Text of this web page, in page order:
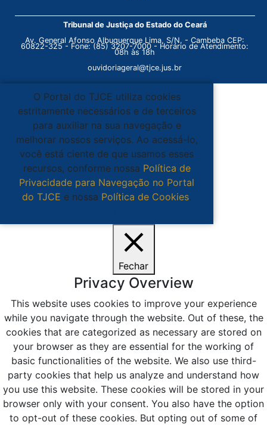
Tribunal de Justiça do Estado do Ceará
Av. General Afonso Albuquerque Lima, S/N. - Cambeba CEP:
60822-325 - Fone: (85) 3207-7000 - Horário de Atendimento:
08h às 18h
ouvidoriageral@tjce.jus.br
O Portal do TJCE utiliza cookies
estritamente necessários e de terceiros
para auxiliar na sua navegação e
melhorar nossos serviços. Ao acessá-lo,
você está ciente de que usamos esses
recursos, conforme nossa Política de
Privacidade para Navegação no Portal
do TJCE e nossa Política de Cookies.
Fechar
Privacy Overview
This website uses cookies to improve your experience
while you navigate through the website. Out of these, the
cookies that are categorized as necessary are stored on
your browser as they are essential for the working of
basic functionalities of the website. We also use third-
party cookies that help us analyze and understand how
you use this website. These cookies will be stored in your
browser only with your consent. You also have the option
to opt-out of these cookies. But opting out of some of